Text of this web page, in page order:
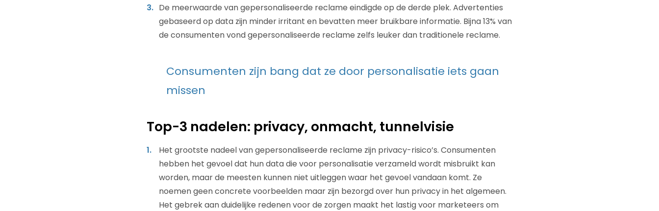
De meerwaarde van gepersonaliseerde reclame eindigde op de derde plek. Advertenties
gebaseerd op data zijn minder irritant en bevatten meer bruikbare informatie. Bijna 13% van
de consumenten vond gepersonaliseerde reclame zelfs leuker dan traditionele reclame.
Consumenten zijn bang dat ze door personalisatie iets gaan
missen
Top-3 nadelen: privacy, onmacht, tunnelvisie
Het grootste nadeel van gepersonaliseerde reclame zijn privacy-risico’s. Consumenten
hebben het gevoel dat hun data die voor personalisatie verzameld wordt misbruikt kan
worden, maar de meesten kunnen niet uitleggen waar het gevoel vandaan komt. Ze
noemen geen concrete voorbeelden maar zijn bezorgd over hun privacy in het algemeen.
Het gebrek aan duidelijke redenen voor de zorgen maakt het lastig voor marketeers om